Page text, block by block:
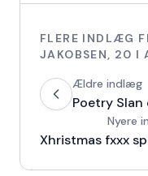
FLERE INDLÆG
JAKOBSEN, 20 I
Ældre indlæg
Nyere
Xhristmas fxxx